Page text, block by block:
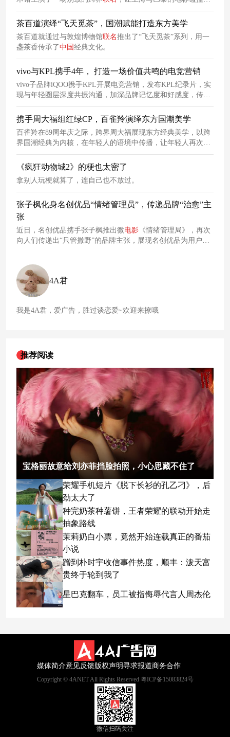
美丽的火花。
茶百道演绎“飞天觅茶”，国潮赋能打造东方美学
茶百道就通过与敦煌博物馆联名推出了“飞天觅茶”系列，用一
盏茶香传承了中国 经典文化。
vivo与KPL携手4年， 打造一场价值共鸣的电竞营销
vivo子品牌iQOO携手KPL开展电竞营销，发布KPL纪录片，实
现与年轻圈层深度共振沟通，加深品牌记忆度和好感度，传递
品牌态度。
携手周大福组红绿CP，百雀羚演绎东方国潮美学
百雀羚在89周年庆之际，跨界周大福展现东方经典美学，以跨
界国潮经典为内核，在年轻人的语境中传播，让年轻人再次看
到老品牌的国潮美学。
《疯狂动物城2》的梗也太密了
拿别人玩梗就算了，连自己也不放过。
张子枫化身名创优品“情绪管理员”，传递品牌“治愈”主
张
近日，名创优品携手张子枫推出微电影 《情绪管理局》，再次
向人们传递出“只管撒野”的品牌主张，展现名创优品为用户提
4A君
我是4A君，爱广告，胜过谈恋爱~欢迎来撩哦
推荐阅读
宝格丽故意给刘亦菲挡脸拍照，小心思藏不住了
荣耀手机短片《脱下长衫的孔乙刁》，后
劲太大了
种完奶茶种薯饼，王者荣耀的联动开始走
抽象路线
茉莉奶白小票，竟然开始连载真正的番茄
小说
蹭到朴时宇收信事件热度，顺丰：泼天富
贵终于轮到我了
星巴克翻车，员工被指侮辱代言人周杰伦
媒体简介意见反馈版权声明寻求报道商务合作
Copyright © 4ANET All Rights Reserved 粤ICP备15083824号
微信扫码关注